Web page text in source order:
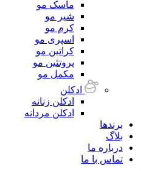
ماسک مو
شیر مو
کرم مو
اسپری مو
کراتین مو
پروتئین مو
مکمل مو
ادکلن
ادکلن زنانه
ادکلن مردانه
برندها
بلاگ
درباره ما
تماس با ما